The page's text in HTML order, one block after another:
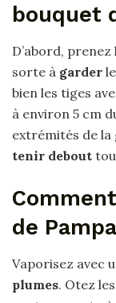
bouquet
D’abord,
sorte à garder
bien les tiges
à environ 5 cm
extrémités de la
tenir debout
de
Vaporisez avec
plumes. Otez